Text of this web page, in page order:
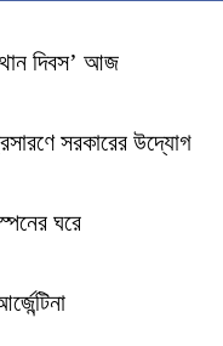
দিবস’ আজ
সরকারের উদ্যোগ
ঘরে